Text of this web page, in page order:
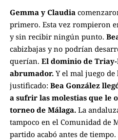
Gemma y Claudia
primero. Esta vez rompieron
y sin recibir ningún punto.
cabizbajas y no podrían
querían. El dominio de
abrumador. Y el mal juego de
justificado: Bea González
a sufrir las molestias que le
torneo de Málaga. La
tampoco en el Comunidad de
partido acabó antes de